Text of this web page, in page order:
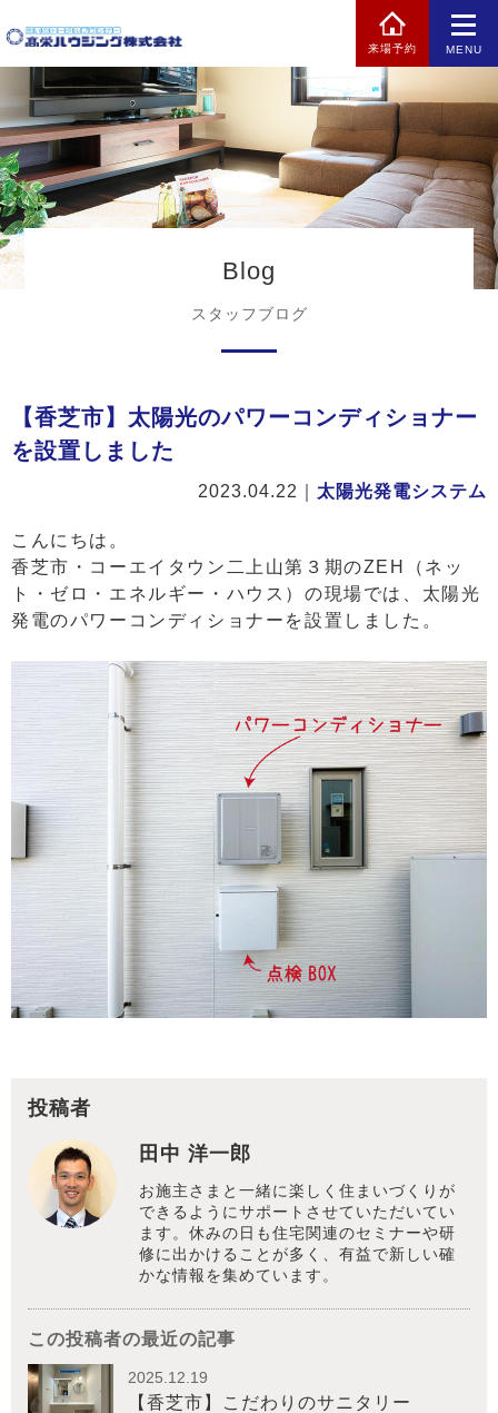
来場予約 MENU
Blog
スタッフブログ
【香芝市】太陽光のパワーコンディショナー
を設置しました
2023.04.22 太陽光発電システム
こんにちは。
香芝市・コーエイタウン二上山第３期のZEH（ネッ
ト・ゼロ・エネルギー・ハウス）の現場では、太陽光
発電のパワーコンディショナーを設置しました。
投稿者
田中 洋一郎
お施主さまと一緒に楽しく住まいづくりが
できるようにサポートさせていただいてい
ます。休みの日も住宅関連のセミナーや研
修に出かけることが多く、有益で新しい確
かな情報を集めています。
この投稿者の最近の記事
2025.12.19
【香芝市】こだわりのサニタリー